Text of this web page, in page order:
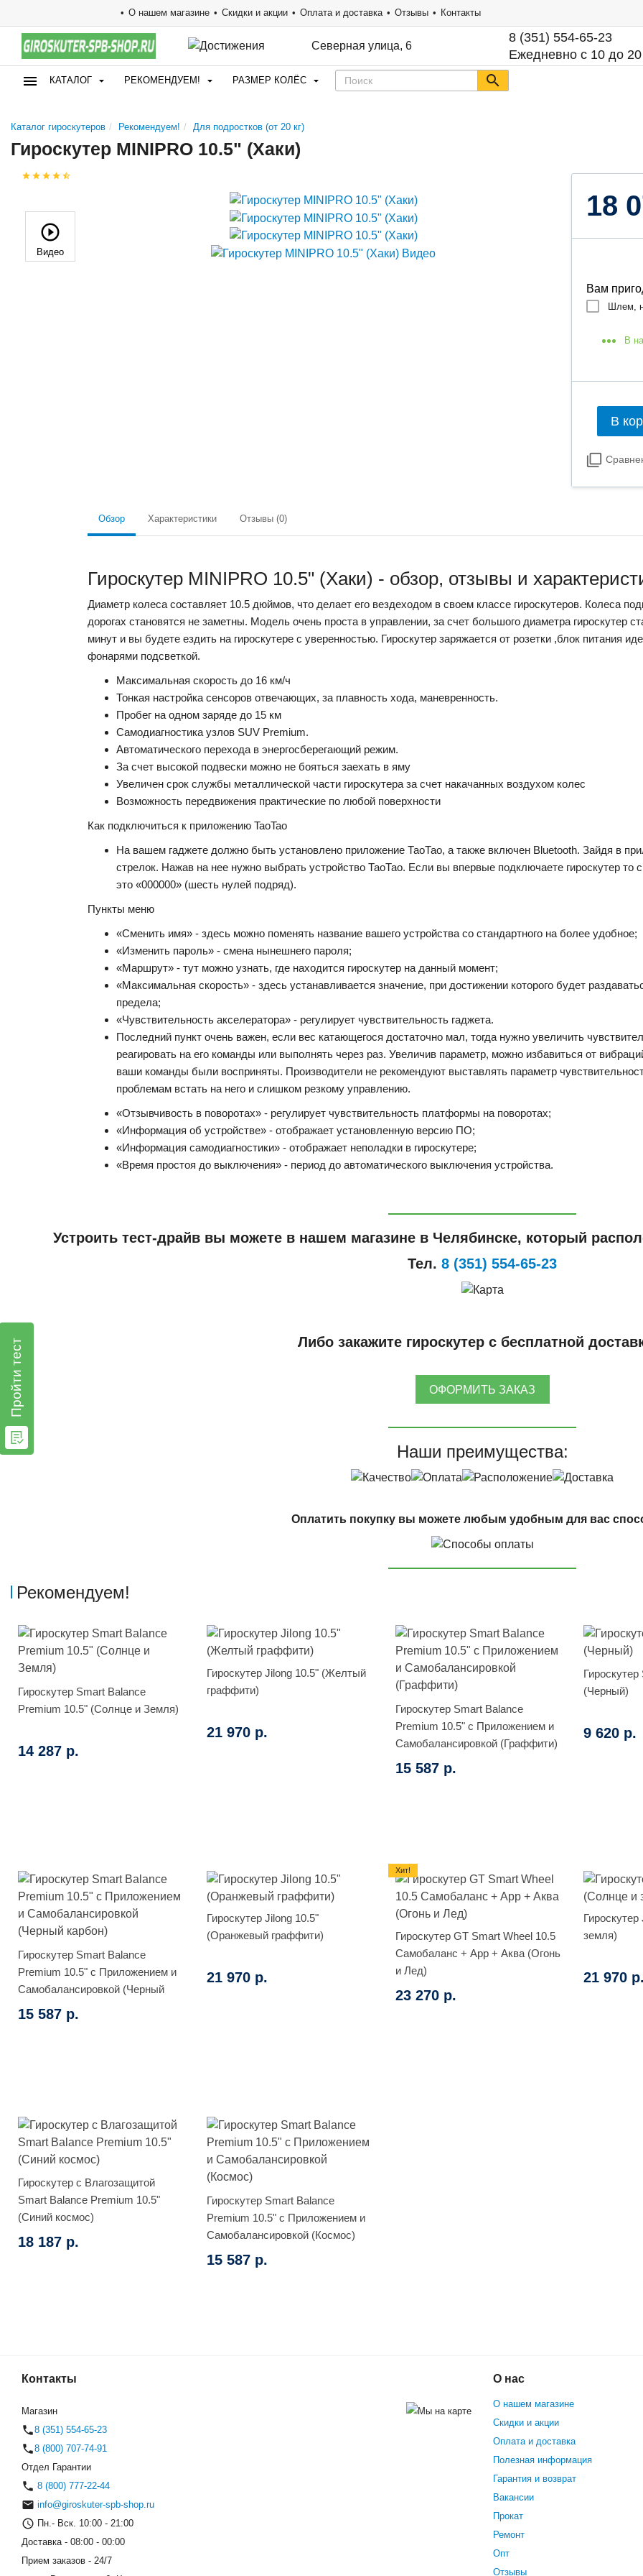
О нашем магазине Скидки и акции Оплата и доставка Отзывы Контакты
Северная улица, 6
8 (351) 554-65-23
Ежедневно с 10 до 20
КАТАЛОГ РЕКОМЕНДУЕМ! РАЗМЕР КОЛЁС
Каталог гироскутеров Рекомендуем! Для подростков (от 20 кг)
Гироскутер MINIPRO 10.5" (Хаки)
Видео
18
Вам
Шлем,
В
В
Обзор Характеристики Отзывы (0)
Гироскутер MINIPRO 10.5" (Хаки) - обзор, отзывы и
Диаметр колеса составляет 10.5 дюймов, что делает его вездеходом в своем классе гироскутеров. Колеса
дорогах становятся не заметны. Модель очень проста в управлении, за счет большого диаметра гироскутер
минут и вы будете ездить на гироскутере с уверенностью. Гироскутер заряжается от розетки ,блок питания
фонарями подсветкой.
Максимальная скорость до 16 км/ч
Тонкая настройка сенсоров отвечающих, за плавность хода, маневренность.
Пробег на одном заряде до 15 км
Самодиагностика узлов SUV Premium.
Автоматического перехода в энергосберегающий режим.
За счет высокой подвески можно не бояться заехать в яму
Увеличен срок службы металлической части гироскутера за счет накачанных воздухом колес
Возможность передвижения практические по любой поверхности
Как подключиться к приложению TaoTao
На вашем гаджете должно быть установлено приложение ТаоТао, а также включен Bluetooth. Зайдя в
стрелок. Нажав на нее нужно выбрать устройство ТаоТао. Если вы впервые подключаете гироскутер
это «000000» (шесть нулей подряд).
Пункты меню
«Сменить имя» - здесь можно поменять название вашего устройства со стандартного на более удобное;
«Изменить пароль» - смена нынешнего пароля;
«Маршрут» - тут можно узнать, где находится гироскутер на данный момент;
«Максимальная скорость» - здесь устанавливается значение, при достижении которого будет
предела;
«Чувствительность акселератора» - регулирует чувствительность гаджета.
Последний пункт очень важен, если вес катающегося достаточно мал, тогда нужно увеличить
реагировать на его команды или выполнять через раз. Увеличив параметр, можно избавиться от
ваши команды были восприняты. Производители не рекомендуют выставлять параметр
проблемам встать на него и слишком резкому управлению.
«Отзывчивость в поворотах» - регулирует чувствительность платформы на поворотах;
«Информация об устройстве» - отображает установленную версию ПО;
«Информация самодиагностики» - отображает неполадки в гироскутере;
«Время простоя до выключения» - период до автоматического выключения устройства.
Устроить тест-драйв вы можете в нашем магазине в Челябинске, который
Тел. 8 (351) 554-65-23
Либо закажите гироскутер с бесплатной
ОФОРМИТЬ ЗАКАЗ
Наши преимущества:
Оплатить покупку вы можете любым удобным для вас
Рекомендуем!
Гироскутер Smart Balance
Premium 10.5" (Солнце и Земля)
14 287 р.
Гироскутер Jilong 10.5" (Желтый
граффити)
21 970 р.
Гироскутер Smart Balance
Premium 10.5" с Приложением и
Самобалансировкой (Граффити)
15 587 р.
(Черный)
9 620 р.
Гироскутер Smart Balance
Premium 10.5" с Приложением и
Самобалансировкой (Черный
карбон)
15 587 р.
Гироскутер Jilong 10.5"
(Оранжевый граффити)
21 970 р.
Гироскутер GT Smart Wheel 10.5
Самобаланс + App + Аква (Огонь
и Лед)
23 270 р.
Хит!
земля)
21 970 р.
Гироскутер с Влагозащитой
Smart Balance Premium 10.5"
(Синий космос)
18 187 р.
Гироскутер Smart Balance
Premium 10.5" с Приложением и
Самобалансировкой (Космос)
15 587 р.
Контакты
Магазин
8 (351) 554-65-23
8 (800) 707-74-91
Отдел Гарантии
8 (800) 777-22-44
info@giroskuter-spb-shop.ru
Пн.- Вск. 10:00 - 21:00
Доставка - 08:00 - 00:00
Прием заказов - 24/7
О нас
О нашем магазине
Скидки и акции
Оплата и доставка
Полезная информация
Гарантия и возврат
Вакансии
Прокат
Ремонт
Опт
Отзывы
Пройти тест